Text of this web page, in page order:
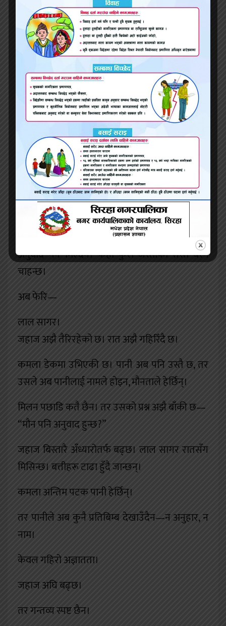
उसले सोध्यो—“तिमी अहिले सबै कुरा अनुवाद गर्छौ?”
कमलाले भनिन्—“हो।”
उसले फेरि सोध्यो—“मौन पनि?”
त्यो प्रश्नले समय रोक्यो।
साँझ दुवै नदी किनार बसे। मिलनले भन्यो—“यो विकास
हो भन्छन्।”
कमलाले सोधिन्—“भएन र?”
ऊ मुस्कुरायो—“केही भयो। तर त्यो होइन, जसको
नाममा वाचा गरिएको थियो।”
त्यो वाक्य हावामा अडियो। र पानीले सुनेझैँ लाग्यो।
कमलाले नोटबुक खोलिन्। एक वाक्य लेखिन्। र
रोकिन्। किनकि पहिलो पटक उसले बुझिन्—केही कुरा
अनुवाद गर्न मिल्दैन। केही कुरा जस्ताको तस्तै बस्न
चाहन्छ।
अब फेरि—
लाल सागर।
जहाज अझै तैरिरहेको छ। रात अझै गहिरिँदै छ।
कमला डेकमा उभिएकी छ। पानी अब पनि उस्तै छ, तर
उसले अब पानीलाई नामले होइन, मौनताले हेर्छिन्।
मिलन पछाडि कतै छैन। तर उसको प्रश्न अझै बाँकी छ—
“मौन पनि अनुवाद हुन्छ?”
जहाज बिस्तारै अँध्यारोतर्फ बढ्छ। लाल सागर रातसँग
मिसिन्छ। बत्तीहरू टाढा हुँदै जान्छन्।
कमला अन्तिम पटक पानी हेर्छिन्।
तर पानीले अब कुनै प्रतिबिम्ब देखाउँदैन—न अनुहार, न
नाम।
केवल गहिरो अज्ञातता।
जहाज अघि बढ्छ।
तर गन्तव्य स्पष्ट छैन।